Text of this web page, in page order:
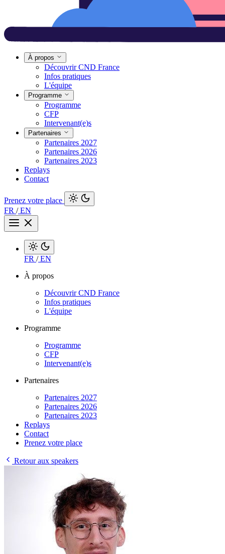
À propos
Découvrir CND France
Infos pratiques
L'équipe
Programme
Programme
CFP
Intervenant(e)s
Partenaires
Partenaires 2027
Partenaires 2026
Partenaires 2023
Replays
Contact
Prenez votre place
FR /EN
FR /EN
À propos
Découvrir CND France
Infos pratiques
L'équipe
Programme
Programme
CFP
Intervenant(e)s
Partenaires
Partenaires 2027
Partenaires 2026
Partenaires 2023
Replays
Contact
Prenez votre place
Retour aux speakers